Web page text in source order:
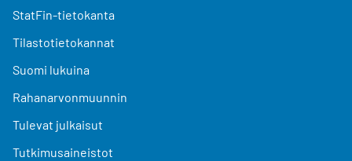
StatFin-tietokanta
Tilastotietokannat
Suomi lukuina
Rahanarvonmuunnin
Tulevat julkaisut
Tutkimusaineistot